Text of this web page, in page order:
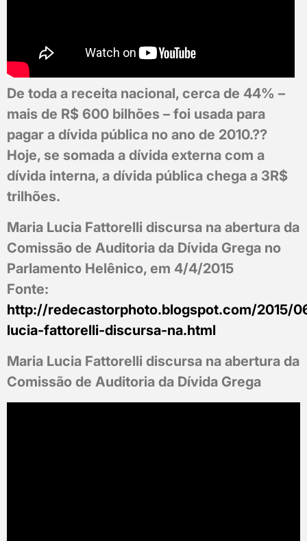
De toda a receita nacional, cerca de 44% –
mais de R$ 600 bilhões – foi usada para
pagar a dívida pública no ano de 2010.??
Hoje, se somada a dívida externa com a
dívida interna, a dívida pública chega a 3R$
trilhões.
Maria Lucia Fattorelli discursa na abertura da
Comissão de Auditoria da Dívida Grega no
Parlamento Helênico, em 4/4/2015
Fonte:
http://redecastorphoto.blogspot.com/2015/
lucia-fattorelli-discursa-na.html
Maria Lucia Fattorelli discursa na abertura da
Comissão de Auditoria da Dívida Grega